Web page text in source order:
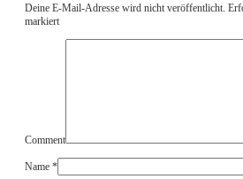
Deine E-Mail-Adresse wird nicht veröffentlicht.
markiert
Comment
Name *